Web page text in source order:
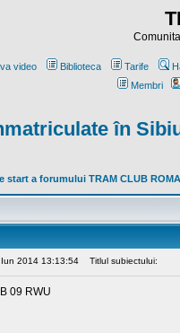
video Biblioteca Tarife
Membri
în
start a forumului TRAM CLUB
Iun 2014 13:13:54 Titlul subiectului:
09 RWU